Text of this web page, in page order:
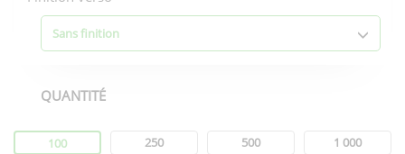
Sans finition
Quantité
QUANTITÉ
100 250 500 1 000